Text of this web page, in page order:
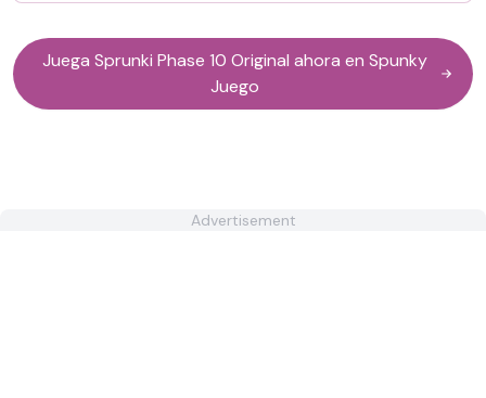
Juega Sprunki Phase 10 Original ahora en Spunky
Juego
Advertisement